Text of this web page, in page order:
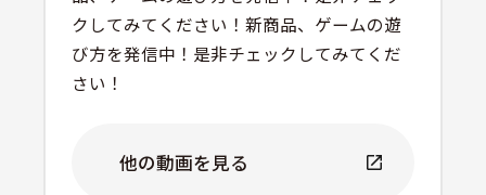
クしてみてください！新商品、ゲームの遊
び方を発信中！是非チェックしてみてくだ
さい！
他の動画を見る